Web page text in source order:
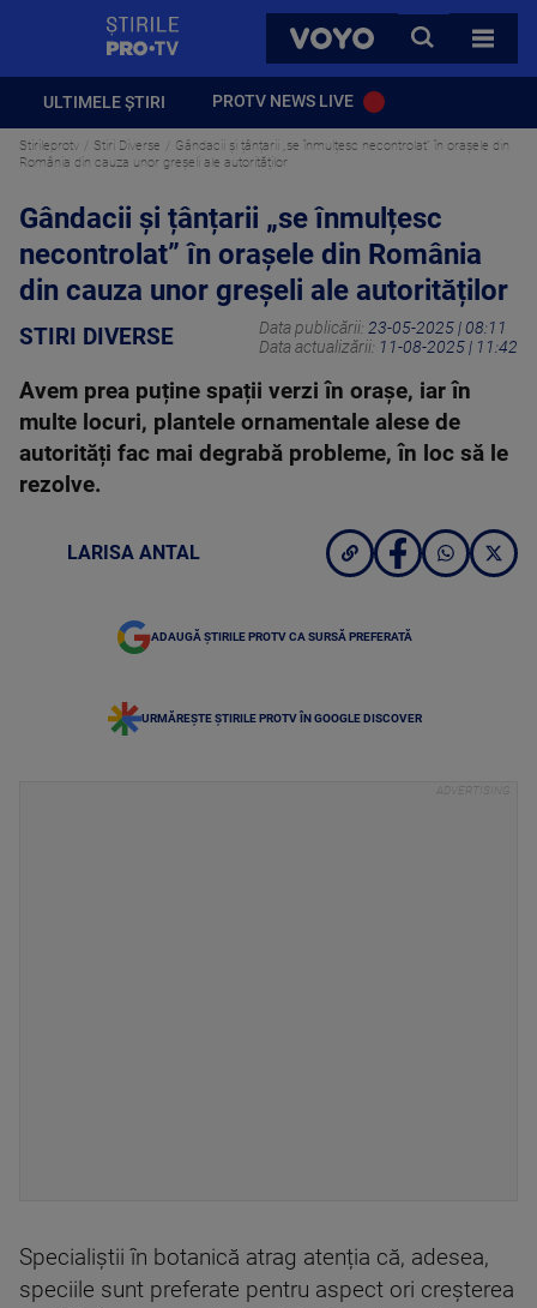
VOYO
CAUTA
TOATE
ULTIMELE ȘTIRI PROTV NEWS LIVE
Stirileprotv Stiri Diverse
Gândacii și țânțarii „se înmulțesc necontrolat” în orașele din
România din cauza unor greșeli ale autorităților
Gândacii și țânțarii „se înmulțesc
necontrolat” în orașele din România
din cauza unor greșeli ale autorităților
STIRI DIVERSE Data publicării: 23-05-2025 | 08:11
Data actualizării: 11-08-2025 | 11:42
Avem prea puține spații verzi în orașe, iar în
multe locuri, plantele ornamentale alese de
autorități fac mai degrabă probleme, în loc să le
rezolve.
LARISA ANTAL
ADAUGĂ ȘTIRILE PROTV CA SURSĂ PREFERATĂ
URMĂREȘTE ȘTIRILE PROTV ÎN GOOGLE DISCOVER
Specialiștii în botanică atrag atenția că, adesea,
speciile sunt preferate pentru aspect ori creșterea